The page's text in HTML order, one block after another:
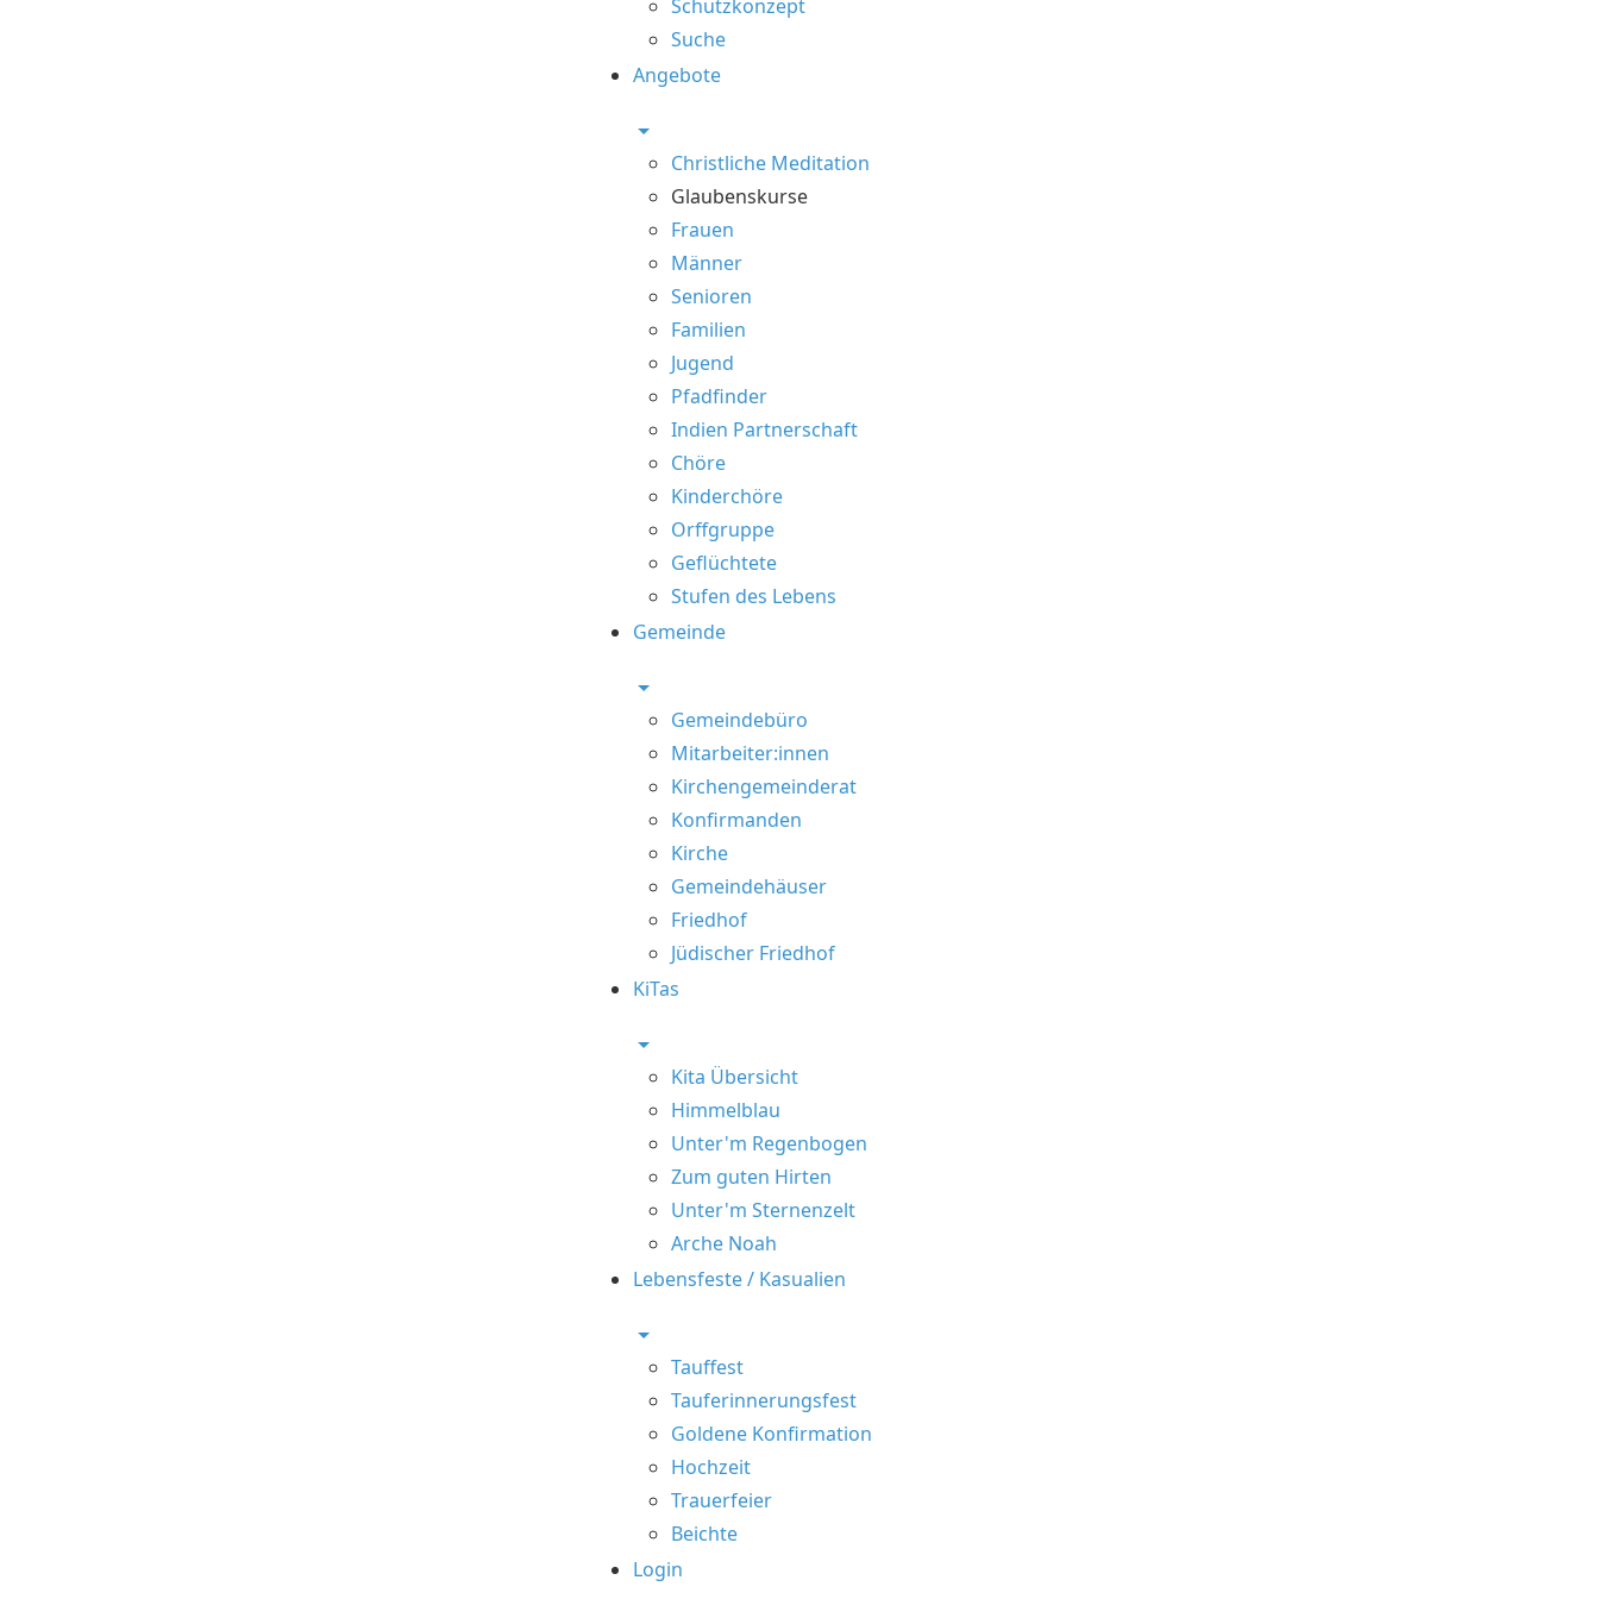
Schutzkonzept
Suche
Angebote
Christliche Meditation
Glaubenskurse
Frauen
Männer
Senioren
Familien
Jugend
Pfadfinder
Indien Partnerschaft
Chöre
Kinderchöre
Orffgruppe
Geflüchtete
Stufen des Lebens
Gemeinde
Gemeindebüro
Mitarbeiter:innen
Kirchengemeinderat
Konfirmanden
Kirche
Gemeindehäuser
Friedhof
Jüdischer Friedhof
KiTas
Kita Übersicht
Himmelblau
Unter'm Regenbogen
Zum guten Hirten
Unter'm Sternenzelt
Arche Noah
Lebensfeste / Kasualien
Tauffest
Tauferinnerungsfest
Goldene Konfirmation
Hochzeit
Trauerfeier
Beichte
Login